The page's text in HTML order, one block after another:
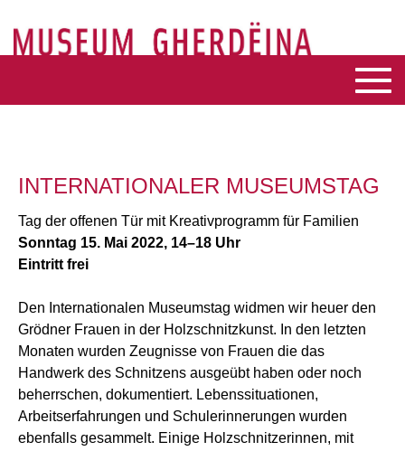
INTERNATIONALER MUSEUMSTAG
Tag der offenen Tür mit Kreativprogramm für Familien
Sonntag 15. Mai 2022, 14–18 Uhr
Eintritt frei
Den Internationalen Museumstag widmen wir heuer den
Grödner Frauen in der Holzschnitzkunst. In den letzten
Monaten wurden Zeugnisse von Frauen die das
Handwerk des Schnitzens ausgeübt haben oder noch
beherrschen, dokumentiert. Lebenssituationen,
Arbeitserfahrungen und Schulerinnerungen wurden
ebenfalls gesammelt. Einige Holzschnitzerinnen, mit